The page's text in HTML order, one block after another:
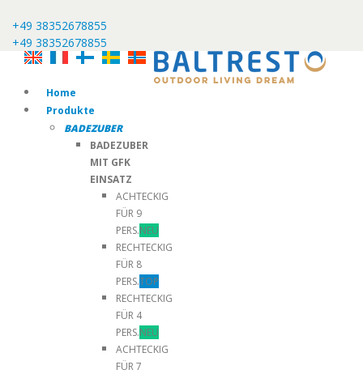
+49 38352678855
+49 38352678855
Home
Produkte
BADEZUBER
BADEZUBER
MIT GFK
EINSATZ
ACHTECKIG
FÜR 9
PERS.NEU
RECHTECKIG
FÜR 8
PERS.TOP
RECHTECKIG
FÜR 4
PERS.NEU
ACHTECKIG
FÜR 7